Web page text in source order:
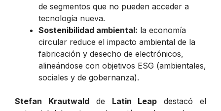
de segmentos que no pueden acceder a
tecnología nueva.
Sostenibilidad ambiental: la economía
circular reduce el impacto ambiental de la
fabricación y desecho de electrónicos,
alineándose con objetivos ESG (ambientales,
sociales y de gobernanza).
Stefan Krautwaldde Latin Leap destacó el